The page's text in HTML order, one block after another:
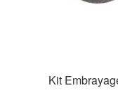
Kit